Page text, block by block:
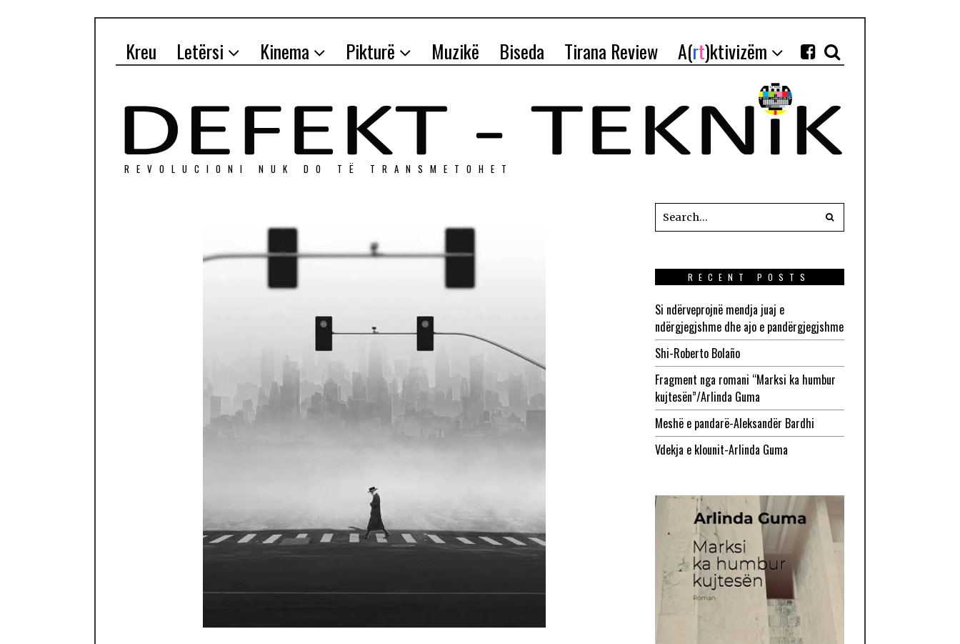
Kreu Letërsi Kinema Pikturë Muzikë Biseda Tirana Review A(rt)ktivizëm
REVOLUCIONI NUK DO TЁ TRANSMETOHET
RECENT POSTS
Si ndërveprojnë mendja juaj e
ndërgjegjshme dhe ajo e pandërgjegjshme
Shi-Roberto Bolaño
Fragment nga romani “Marksi ka humbur
kujtesën”/Arlinda Guma
Meshë e pandarë-Aleksandër Bardhi
Vdekja e klounit-Arlinda Guma